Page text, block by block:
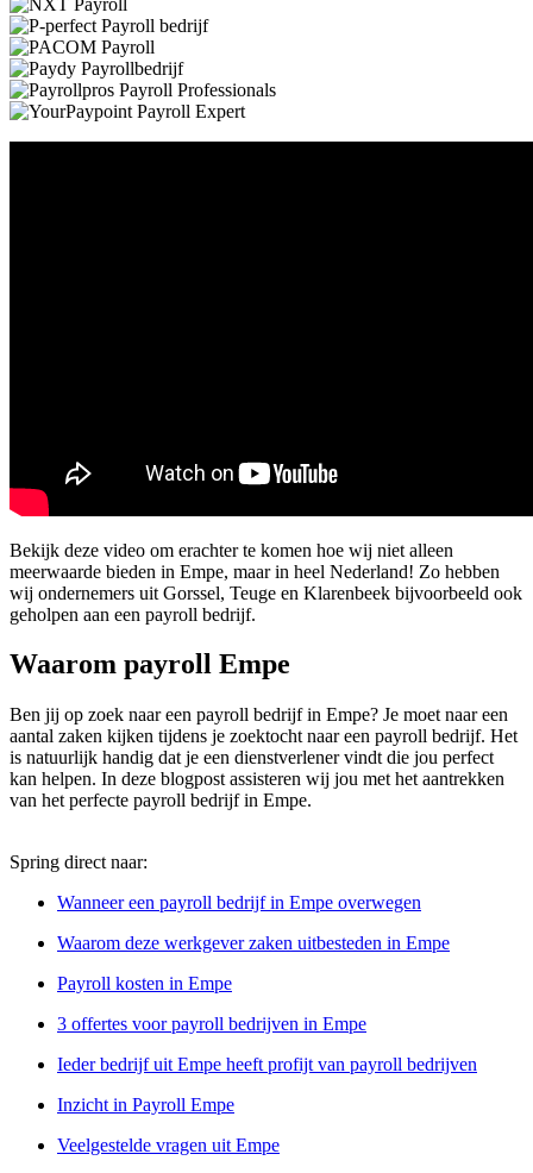
Bekijk deze video om erachter te komen hoe wij niet alleen
meerwaarde bieden in Empe, maar in heel Nederland! Zo hebben
wij ondernemers uit Gorssel, Teuge en Klarenbeek bijvoorbeeld ook
geholpen aan een payroll bedrijf.
Waarom payroll Empe
Ben jij op zoek naar een payroll bedrijf in Empe? Je moet naar een
aantal zaken kijken tijdens je zoektocht naar een payroll bedrijf. Het
is natuurlijk handig dat je een dienstverlener vindt die jou perfect
kan helpen. In deze blogpost assisteren wij jou met het aantrekken
van het perfecte payroll bedrijf in Empe.
Spring direct naar:
Wanneer een payroll bedrijf in Empe overwegen
Waarom deze werkgever zaken uitbesteden in Empe
Payroll kosten in Empe
3 offertes voor payroll bedrijven in Empe
Ieder bedrijf uit Empe heeft profijt van payroll bedrijven
Inzicht in Payroll Empe
Veelgestelde vragen uit Empe